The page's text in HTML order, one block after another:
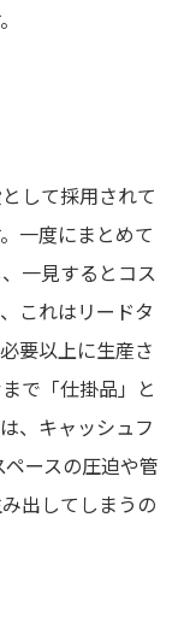
して採用されて
一度にまとめて
一見するとコス
これはリードタ
要以上に生産さ
で「仕掛品」と
、キャッシュフ
ースの圧迫や管
出してしまうの